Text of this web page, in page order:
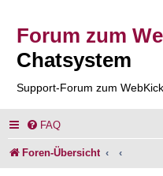
Forum zum
Chatsystem
Support-Forum zum
FAQ
Foren-Übersicht